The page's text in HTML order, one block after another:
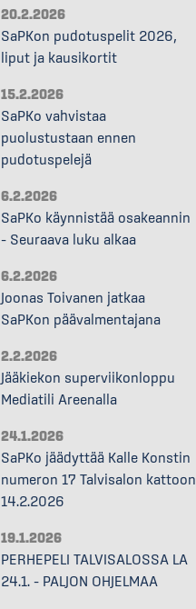
20.2.2026
SaPKon pudotuspelit 2026,
liput ja kausikortit
15.2.2026
SaPKo vahvistaa
puolustustaan ennen
pudotuspelejä
6.2.2026
SaPKo käynnistää osakeannin
– Seuraava luku alkaa
6.2.2026
Joonas Toivanen jatkaa
SaPKon päävalmentajana
2.2.2026
Jääkiekon superviikonloppu
Mediatili Areenalla
24.1.2026
SaPKo jäädyttää Kalle Konstin
numeron 17 Talvisalon kattoon
14.2.2026
19.1.2026
PERHEPELI TALVISALOSSA LA
24.1. – PALJON OHJELMAA